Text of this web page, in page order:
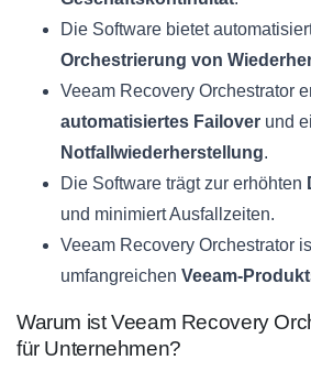
Die Software bietet
Orchestrierung von
Veeam Recovery Orchestrator
automatisiertes Failover und
Notfallwiederherstellung.
Die Software trägt zur erhöhten
und minimiert Ausfallzeiten.
Veeam Recovery Orchestrator
umfangreichen Veeam-
Warum ist Veeam Recovery
für Unternehmen?